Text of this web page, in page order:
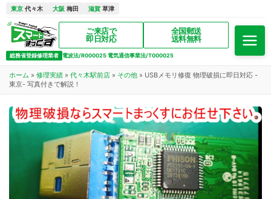
東京 代々木 大阪 梅田 滋賀 草津
ご来店で
即日対応
全国郵送
送料無料
総務省登録修理業者 電波法/R000025 電気通信事業法/T000025
ホーム » 修理実績 » 代々木駅前店 » その他 » USBメモリ修復 物理破損に即日対応 -
東京- 写真付きで解説！